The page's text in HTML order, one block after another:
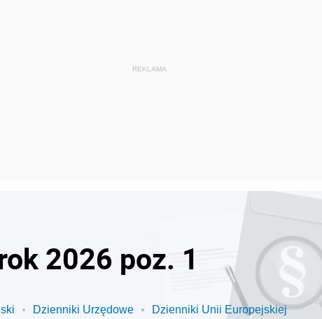
2026 poz. 1
Dzienniki Urzędowe Dzienniki Unii Europejskiej